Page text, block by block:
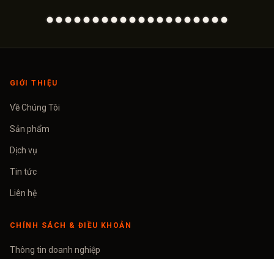
GIỚI THIỆU
Về Chúng Tôi
Sản phẩm
Dịch vụ
Tin tức
Liên hệ
CHÍNH SÁCH & ĐIỀU KHOẢN
Thông tin doanh nghiệp